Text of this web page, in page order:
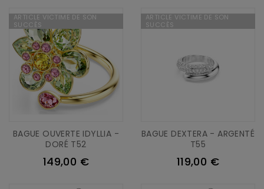
BAGUE OUVERTE IDYLLIA -
DORÉ T52
149,00 €
ARTICLE VICTIME DE SON
SUCCÈS
BAGUE DEXTERA - ARGENTÉ
T55
119,00 €
ARTICLE VICTIME DE SON
SUCCÈS